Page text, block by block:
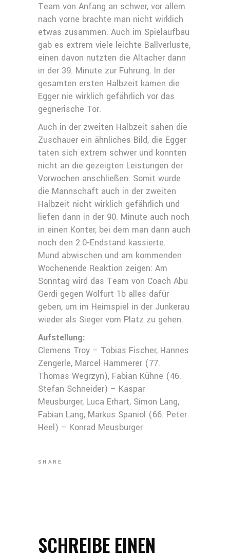
Team von Anfang an schwer, vor allem
nach vorne brachte man nicht wirklich
etwas zusammen. Auch im Spielaufbau
gab es extrem viele leichte Ballverluste,
einen davon nutzten die Altacher dann
in der 39. Minute zur Führung. In der
gesamten ersten Halbzeit kamen die
Egger nie wirklich gefährlich vor das
gegnerische Tor.
Auch in der zweiten Halbzeit sahen die
Zuschauer ein ähnliches Bild, die Egger
taten sich extrem schwer und konnten
nicht an die gezeigten Leistungen der
Vorwochen anschließen. Somit wurde
die Mannschaft auch in der zweiten
Halbzeit nicht wirklich gefährlich und
liefen dann in der 90. Minute auch noch
in einen Konter, bei dem man dann auch
noch den 2:0-Endstand kassierte.
Mund abwischen und am kommenden
Wochenende Reaktion zeigen: Am
Sonntag wird das Team von Coach Abu
Gerdi gegen Wolfurt 1b alles dafür
geben, um im Heimspiel in der Junkerau
wieder als Sieger vom Platz zu gehen.
Aufstellung:
Clemens Troy – Tobias Fischer, Hannes
Zengerle, Marcel Hammerer (77.
Thomas Wegrzyn), Fabian Kühne (46.
Stefan Schneider) – Kaspar
Meusburger, Luca Erhart, Simon Lang,
Fabian Lang, Markus Spaniol (66. Peter
Heel) – Konrad Meusburger
SHARE
SCHREIBE EINEN